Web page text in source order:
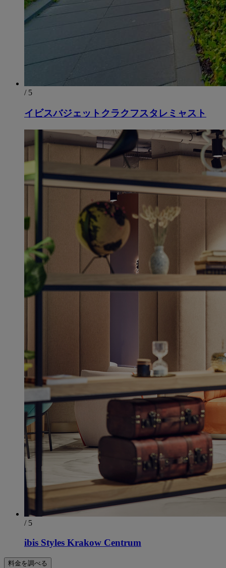
/ 5
イビスバジェットクラクフスタレミャスト
/ 5
ibis Styles Krakow Centrum
料金を調べる